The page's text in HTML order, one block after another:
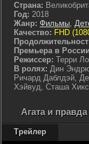
Страна:
Год: 2018
Жанр: Фильмы,
Качество: FHD
Премьера в
Режиссер: Терри
В ролях: Дин
Ричард Даблдэй,
Хэйвуд, Сташа
Агата и
Трейлер